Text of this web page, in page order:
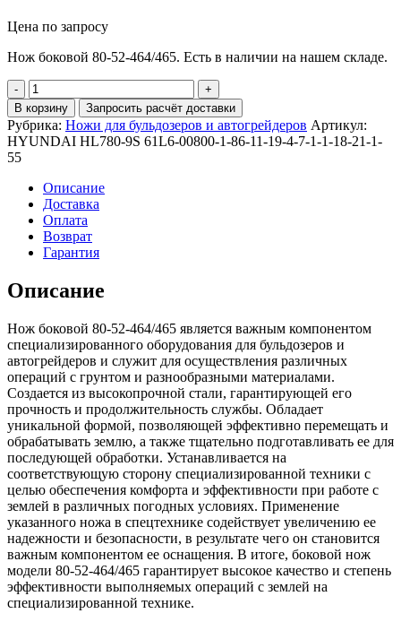
Цена по запросу
Нож боковой 80-52-464/465. Есть в наличии на нашем складе.
Количество
Нож
боковой
80-
52-
464/465
В корзину Запросить расчёт доставки
Рубрика: Ножи для бульдозеров и автогрейдеров Артикул:
HYUNDAI HL780-9S 61L6-00800-1-86-11-19-4-7-1-1-18-21-1-
55
Описание
Доставка
Оплата
Возврат
Гарантия
Описание
Нож боковой 80-52-464/465 является важным компонентом
специализированного оборудования для бульдозеров и
автогрейдеров и служит для осуществления различных
операций с грунтом и разнообразными материалами.
Создается из высокопрочной стали, гарантирующей его
прочность и продолжительность службы. Обладает
уникальной формой, позволяющей эффективно перемещать и
обрабатывать землю, а также тщательно подготавливать ее для
последующей обработки. Устанавливается на
соответствующую сторону специализированной техники с
целью обеспечения комфорта и эффективности при работе с
землей в различных погодных условиях. Применение
указанного ножа в спецтехнике содействует увеличению ее
надежности и безопасности, в результате чего он становится
важным компонентом ее оснащения. В итоге, боковой нож
модели 80-52-464/465 гарантирует высокое качество и степень
эффективности выполняемых операций с землей на
специализированной технике.